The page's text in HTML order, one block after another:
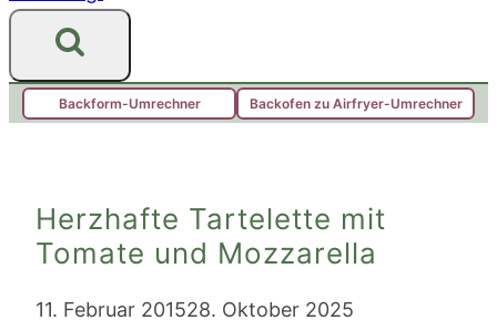
Backform-Umrechner Backofen zu Airfryer-Umrechner
Herzhafte Tartelette mit
Tomate und Mozzarella
11. Februar 201528. Oktober 2025